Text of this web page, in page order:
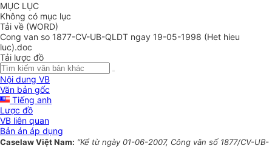
MỤC LỤC
Không có mục lục
Tải về (WORD)
Cong van so 1877-CV-UB-QLDT ngay 19-05-1998 (Het hieu
luc).doc
Tải lược đồ
Nội dung VB
Văn bản gốc
Tiếng anh
Lược đồ
VB liên quan
Bản án áp dụng
Caselaw Việt Nam: “Kể từ ngày 01-06-2007, Công văn số 1877/CV-UB-